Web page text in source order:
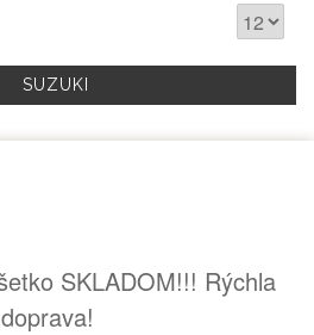
SUZUKI
SKLADOM!!! Rýchla
doprava!